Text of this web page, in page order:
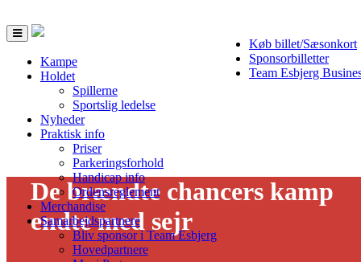
Køb billet/Sæsonkort
Sponsorbilletter
Team Esbjerg
Toggle
navigation
Kampe
Holdet
Spillerne
Sportslig ledelse
Nyheder
Praktisk info
Priser
Parkeringsforhold
Handicap info
Ordensreglement
Merchandise
Samarbejdspartnere
Bliv sponsor i Team Esbjerg
Hovedpartnere
De brændte chancers kamp
endte med sejr